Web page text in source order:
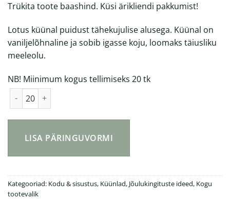
Trükita toote baashind. Küsi ärikliendi pakkumist!
Lotus küünal puidust tähekujulise alusega. Küünal on
vaniljelõhnaline ja sobib igasse koju, loomaks täiusliku
meeleolu.
NB! Miinimum kogus tellimiseks 20 tk
LISA PÄRINGUVORMI
Kategooriad: Kodu & sisustus, Küünlad, Jõulukingituste ideed, Kogu
tootevalik